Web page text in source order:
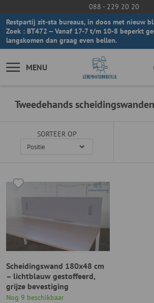
088 - 229 20 20
Restpartij zit-sta bureaus, in doos met nieuw
Zoek : BT472 -- Vanaf 17-7 t/m 10-8 beperkt
langskomen dan graag even bellen.
MENU
Tweedehands
SORTEER OP
Scheidingswand 180x48 cm
– lichtblauw gestoffeerd,
grijze bevestiging
Nog 9 beschikbaar